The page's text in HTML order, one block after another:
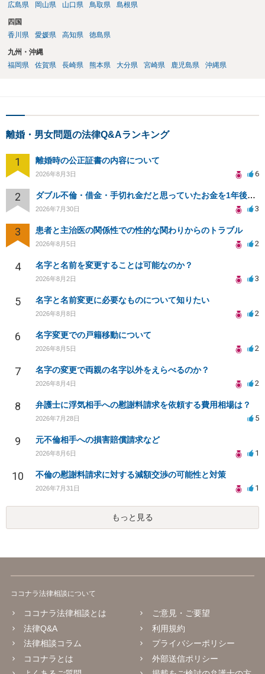
広島県
岡山県 山口県 鳥取県 島根県
四国
香川県
愛媛県 高知県 徳島県
九州・沖縄
福岡県
佐賀県 長崎県 熊本県 大分県 宮崎県 鹿児島県 沖縄県
離婚・男女問題の法律Q&Aランキング
1 離婚時の公正証書の内容について
2026年8月3日 6
2 ダブル不倫・借金・手切れ金だと思っていたお金を1年後いまさら脅迫罪として通知書が来てまとめて請求
2026年7月30日 3
3 患者と主治医の関係性での性的な関わりからのトラブル
2026年8月5日 2
4 名字と名前を変更することは可能なのか？
2026年8月2日 3
5 名字と名前変更に必要なものについて知りたい
2026年8月8日 2
6 名字変更での戸籍移動について
2026年8月5日 2
7 名字の変更で両親の名字以外をえらべるのか？
2026年8月4日 2
8 弁護士に浮気相手への慰謝料請求を依頼する費用相場は？
2026年7月28日 5
9 元不倫相手への損害賠償請求など
2026年8月6日 1
10 不倫の慰謝料請求に対する減額交渉の可能性と対策
2026年7月31日 1
もっと見る
ココナラ法律相談について
ココナラ法律相談とは
法律Q&A
法律相談コラム
ココナラとは
ご意見・ご要望
利用規約
プライバシーポリシー
外部送信ポリシー